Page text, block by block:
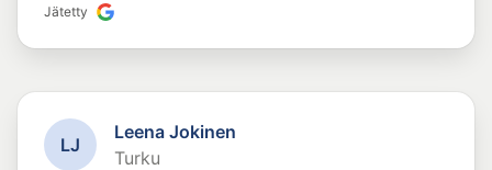
Jätetty
LJ
Leena Jokinen
Turku